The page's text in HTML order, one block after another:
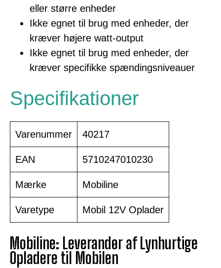
eller større enheder
Ikke egnet til brug med enheder, der
kræver højere watt-output
Ikke egnet til brug med enheder, der
kræver specifikke spændingsniveauer
Specifikationer
Varenummer 40217
EAN 5710247010230
Mærke Mobiline
Varetype Mobil 12V Oplader
Mobiline: Leverandør af Lynhurtige
Opladere til Mobilen